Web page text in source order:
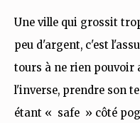
Une ville qui grossit
peu d'argent, c'est
tours à ne rien pouvoir
l'inverse, prendre son
étant « safe » côté